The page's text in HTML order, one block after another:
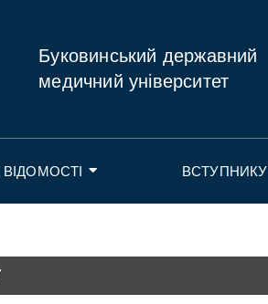
Буковинський державний
медичний університет
ВІДОМОСТІ ВСТУПНИКУ